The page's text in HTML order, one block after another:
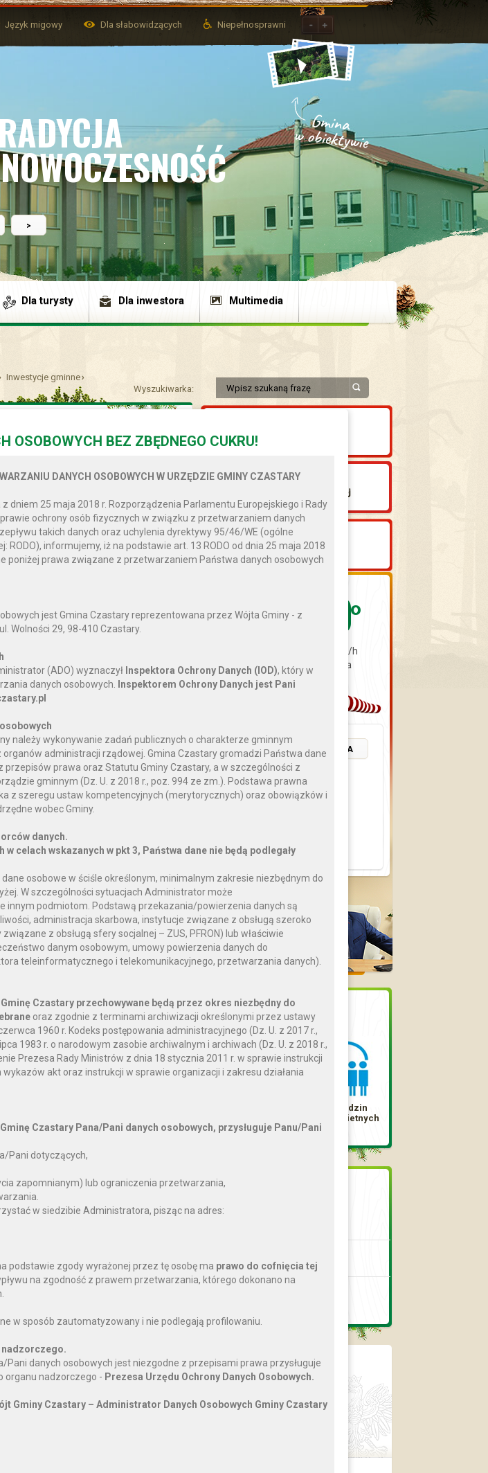
>
Język migowy Dla słabowidzących Niepełnosprawni
Dla turysty Dla inwestora Multimedia
Inwestycje gminne
Wyszukiwarka:
9 0°
0 km/h
0 hPa
POZOSTAŁE WYDARZENIA
Pytanie
do Wójta
Dostępne karty
Karta Rodzin
Wielodzietnych
Gminy Czastary
BIP
Monitor Polski
OSOBOWYCH BEZ ZBĘDNEGO CUKRU!
DANYCH OSOBOWYCH W URZĘDZIE GMINY CZASTARY
dniem 25 maja 2018 r. Rozporządzenia Parlamentu Europejskiego i Rady
ochrony osób fizycznych w związku z przetwarzaniem danych
takich danych oraz uchylenia dyrektywy 95/46/WE (ogólne
RODO), informujemy, iż na podstawie art. 13 RODO od dnia 25 maja 2018
poniżej prawa związane z przetwarzaniem Państwa danych osobowych
jest Gmina Czastary reprezentowana przez Wójta Gminy - z
Wolności 29, 98-410 Czastary.
(ADO) wyznaczył Inspektora Ochrony Danych (IOD), który w
danych osobowych.
Inspektorem Ochrony Danych jest Pani
należy wykonywanie zadań publicznych o charakterze gminnym
administracji rządowej. Gmina Czastary gromadzi Państwa dane
przepisów prawa oraz Statutu Gminy Czastary, a w szczególności z
gminnym (Dz. U. z 2018 r., poz. 994 ze zm.). Podstawa prawna
z szeregu ustaw kompetencyjnych (merytorycznych) oraz obowiązków i
wobec Gminy.
danych.
celach wskazanych w pkt 3, Państwa dane nie będą podlegały
osobowe w ściśle określonym, minimalnym zakresie niezbędnym do
W szczególności sytuacjach Administrator może
innym podmiotom. Podstawą przekazania/powierzenia danych są
administracja skarbowa, instytucje związane z obsługą szeroko
z obsługą sfery socjalnej – ZUS, PFRON) lub właściwie
danym osobowym, umowy powierzenia danych do
teleinformatycznego i telekomunikacyjnego, przetwarzania danych).
Czastary przechowywane będą przez okres niezbędny do
oraz zgodnie z terminami archiwizacji określonymi przez ustawy
1960 r. Kodeks postępowania administracyjnego (Dz. U. z 2017 r.,
1983 r. o narodowym zasobie archiwalnym i archiwach (Dz. U. z 2018 r.,
Prezesa Rady Ministrów z dnia 18 stycznia 2011 r. w sprawie instrukcji
akt oraz instrukcji w sprawie organizacji i zakresu działania
Czastary Pana/Pani danych osobowych, przysługuje Panu/Pani
Pani dotyczących,
zapomnianym) lub ograniczenia przetwarzania,
w siedzibie Administratora, pisząc na adres:
podstawie zgody wyrażonej przez tę osobę ma prawo do cofnięcia tej
na zgodność z prawem przetwarzania, którego dokonano na
w sposób zautomatyzowany i nie podlegają profilowaniu.
nadzorczego.
danych osobowych jest niezgodne z przepisami prawa przysługuje
organu nadzorczego - Prezesa Urzędu Ochrony Danych Osobowych.
Gminy Czastary – Administrator Danych Osobowych Gminy Czastary